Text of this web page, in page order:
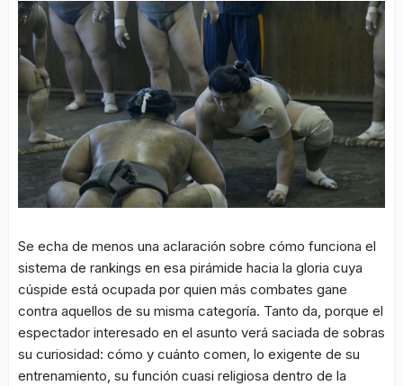
Se echa de menos una aclaración sobre cómo funciona el
sistema de rankings en esa pirámide hacia la gloria cuya
cúspide está ocupada por quien más combates gane
contra aquellos de su misma categoría. Tanto da, porque el
espectador interesado en el asunto verá saciada de sobras
su curiosidad: cómo y cuánto comen, lo exigente de su
entrenamiento, su función cuasi religiosa dentro de la